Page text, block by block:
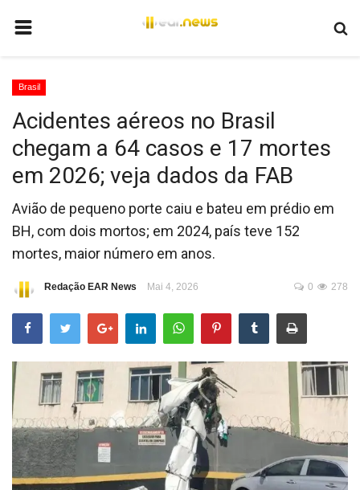
BRASIL
MUNDO
POLÍTICA
ECONOMIA
EDUCAÇÃO
ESPORTES
Brasil
Acidentes aéreos no Brasil
chegam a 64 casos e 17 mortes
em 2026; veja dados da FAB
Avião de pequeno porte caiu e bateu em prédio em
BH, com dois mortos; em 2024, país teve 152
mortes, maior número em anos.
Redação EAR News Mai 4, 2026 278
0